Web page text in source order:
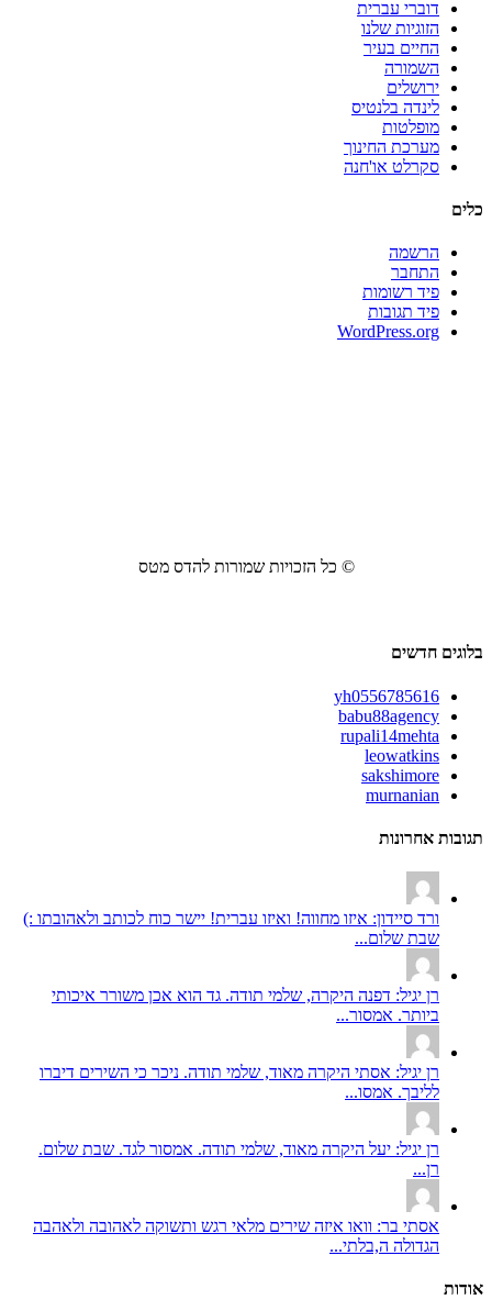
דוברי עברית
הזוגיות שלנו
החיים בעיר
השמורה
ירושלים
לינדה בלנטיס
מופלטות
מערכת החינוך
סקרלט או'חנה
כלים
הרשמה
התחבר
פיד רשומות
פיד תגובות
WordPress.org
© כל הזכויות שמורות להדס מטס
בלוגים חדשים
yh0556785616
babu88agency
rupali14mehta
leowatkins
sakshimore
murnanian
תגובות אחרונות
ורד סיידון: איזו מחווה! ואיזו עברית! יישר כוח לכותב ולאהובתו :)
שבת שלום...
רן יגיל: דפנה היקרה, שלמי תודה. גד הוא אכן משורר איכותי
ביותר. אמסור...
רן יגיל: אסתי היקרה מאוד, שלמי תודה. ניכר כי השירים דיברו
לליבך. אמסו...
רן יגיל: יעל היקרה מאוד, שלמי תודה. אמסור לגד. שבת שלום.
רן...
אסתי בר: וואו איזה שירים מלאי רגש ותשוקה לאהובה ולאהבה
הגדולה ה,בלתי...
אודות